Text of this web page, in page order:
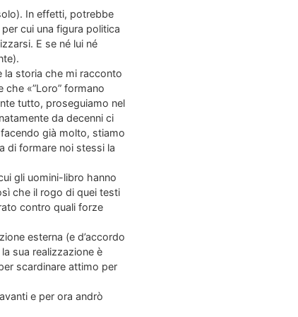
In effetti, potrebbe
cui una figura politica
E se né lui né
la storia che mi racconto
«”Loro” formano
tutto, proseguiamo nel
da decenni ci
già molto, stiamo
di formare noi stessi la
gli uomini-libro hanno
che il rogo di quei testi
contro quali forze
esterna (e d’accordo
sua realizzazione è
scardinare attimo per
e per ora andrò